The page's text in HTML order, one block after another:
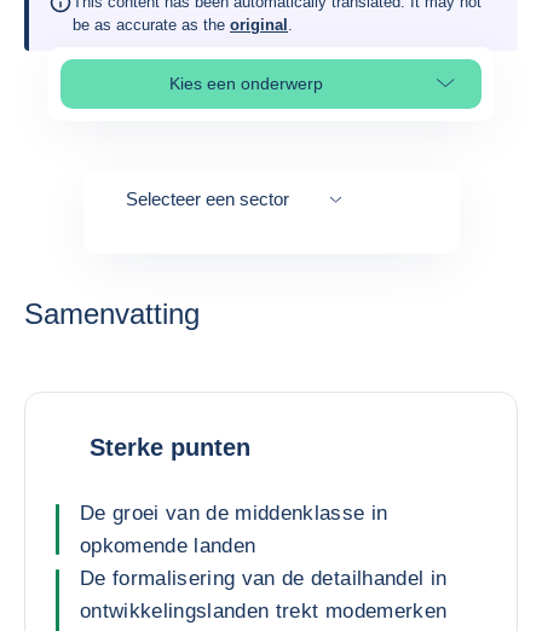
be as accurate as the original .
Kies een onderwerp
Select page section
Selecteer een sector
Samenvatting
Sterke punten
De groei van de middenklasse in
opkomende landen
De formalisering van de detailhandel in
ontwikkelingslanden trekt modemerken